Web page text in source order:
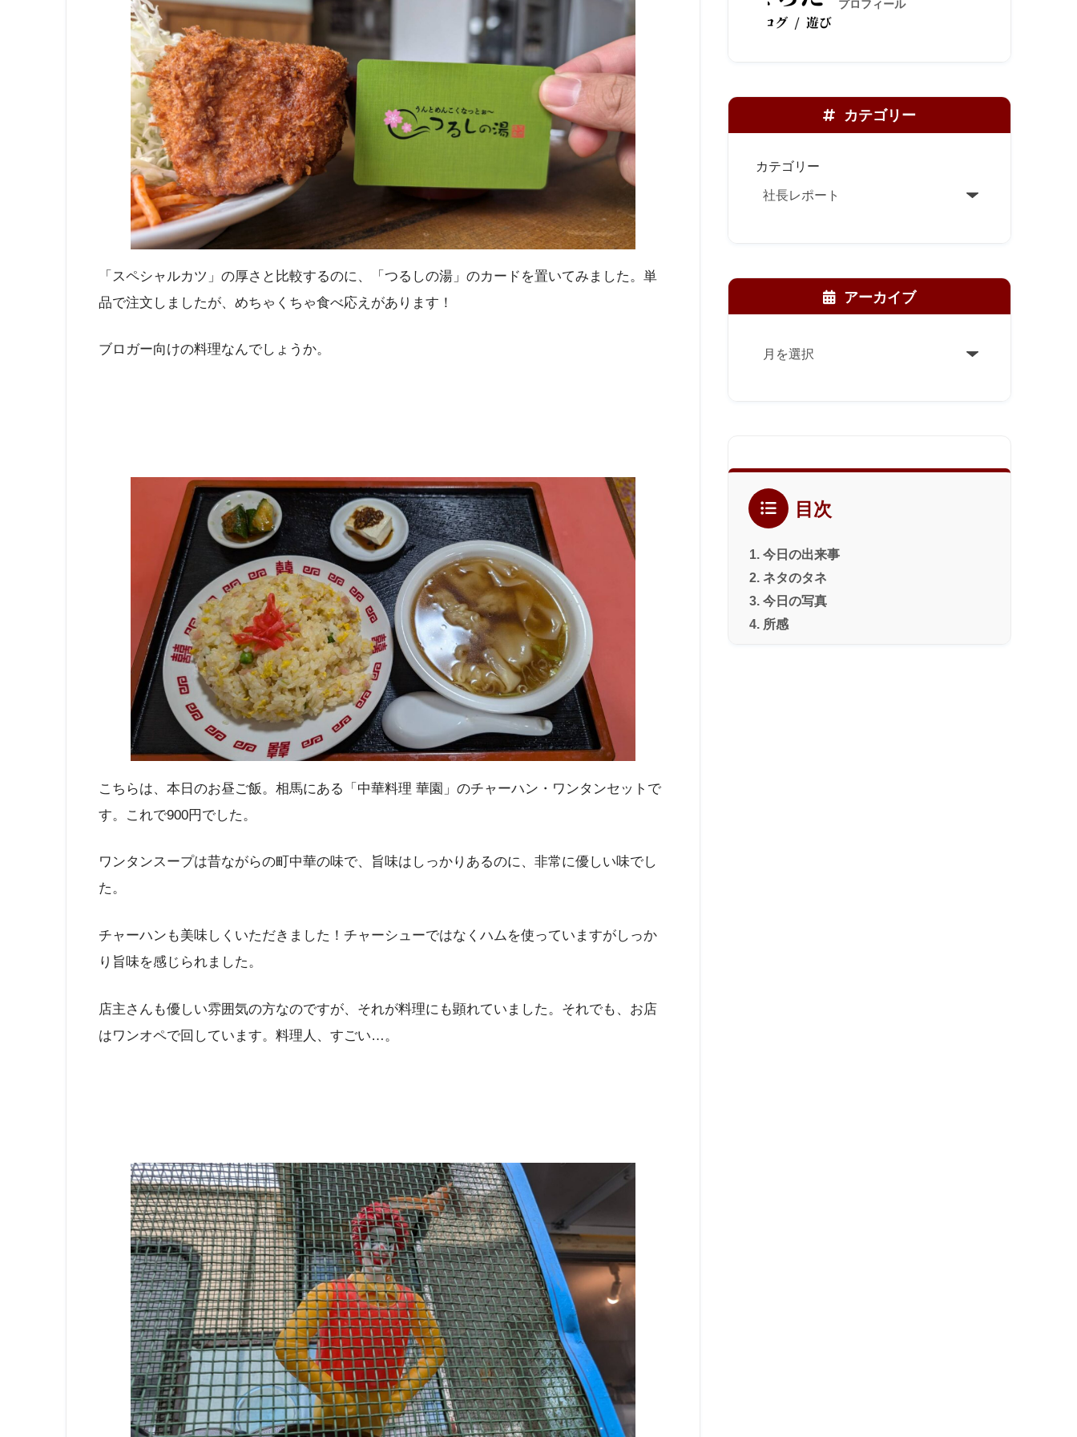
「スペシャルカツ」の厚さと比較するのに、「つるしの湯」のカードを置いてみました。単
品で注文しましたが、めちゃくちゃ食べ応えがあります！
ブロガー向けの料理なんでしょうか。
こちらは、本日のお昼ご飯。相馬にある「中華料理 華園」のチャーハン・ワンタンセットで
す。これで900円でした。
ワンタンスープは昔ながらの町中華の味で、旨味はしっかりあるのに、非常に優しい味でし
た。
チャーハンも美味しくいただきました！チャーシューではなくハムを使っていますがしっか
り旨味を感じられました。
店主さんも優しい雰囲気の方なのですが、それが料理にも顕れていました。それでも、お店
はワンオペで回しています。料理人、すごい…。
プロフィール
カテゴリー
カテゴリー
アーカイブ
ア
目次
今日の出来事
ネタのタネ
今日の写真
所感